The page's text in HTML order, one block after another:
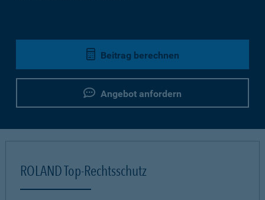
Beitrag berechnen
Angebot anfordern
ROLAND Top-Rechtsschutz